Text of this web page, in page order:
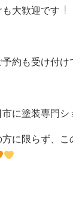
大歓迎です
約も受け付け
に塗装専門
に限らず、